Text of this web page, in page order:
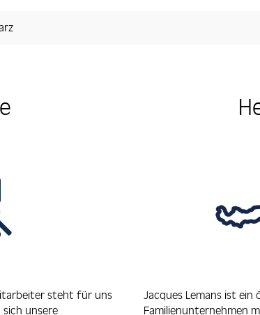
steht für uns
sich unsere
Jacques Lemans ist ein
Familienunternehmen